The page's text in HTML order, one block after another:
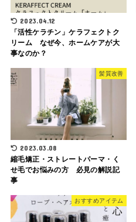
2023.04.12
「活性ケラチン」ケラフェクトク
リーム なぜ今、ホームケアが大
事なのか？
髪質改善
2023.03.08
縮毛矯正・ストレートパーマ・く
せ毛でお悩みの方 必見の解説記
事
おすすめアイテム